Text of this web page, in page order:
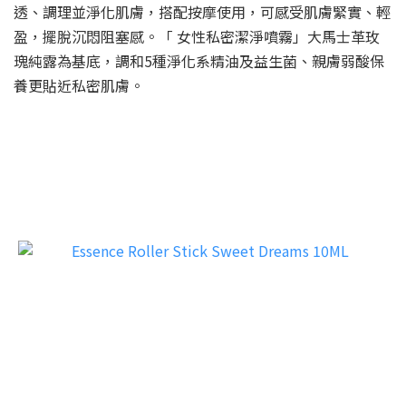
透、調理並淨化肌膚，搭配按摩使用，可感受肌膚緊實、輕
盈，擺脫沉悶阻塞感。「 女性私密潔淨噴霧」大馬士革玫
瑰純露為基底，調和5種淨化系精油及益生菌、親膚弱酸保
養更貼近私密肌膚。